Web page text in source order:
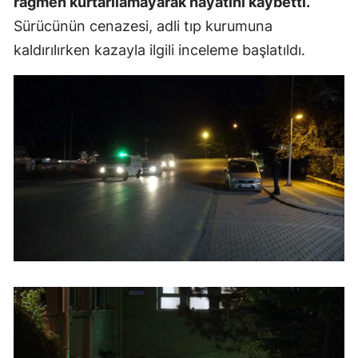
İstanbul
Kars
Kastamonu
Kayseri
Kırklareli
Kırşehir
Kocaeli
Konya
Sürücünün cenazesi, adli tıp kurumuna
kaldırılırken kazayla ilgili inceleme başlatıldı.